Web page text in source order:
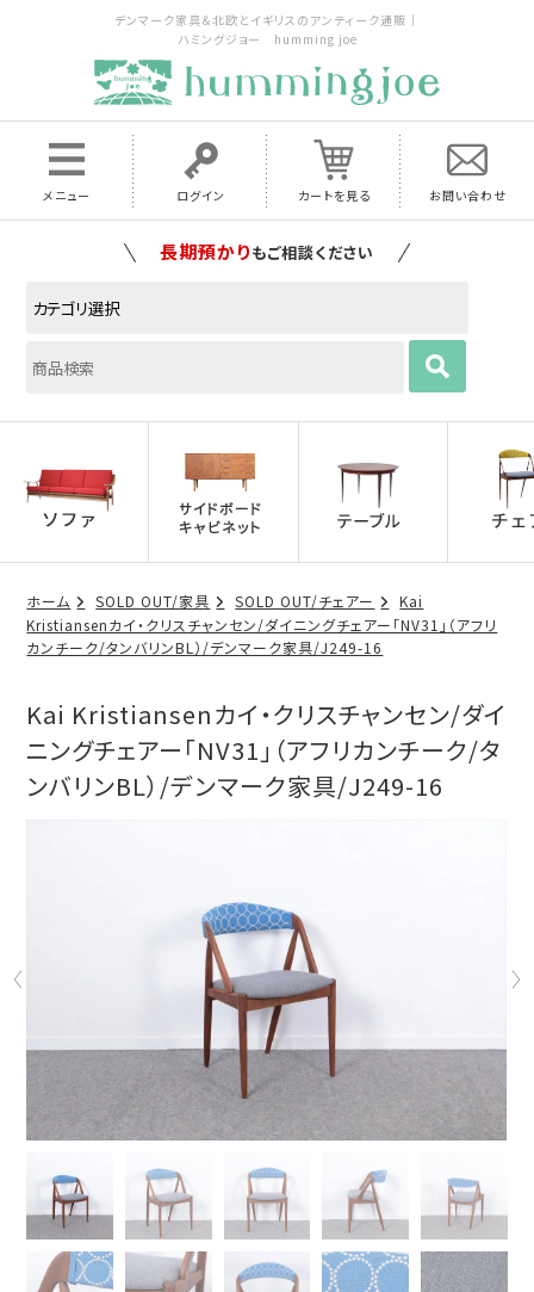
デンマーク家具＆北欧とイギリスのアンティーク通販｜
ハミングジョー humming joe
メニュー ログイン カートを見る お問い合わせ
家具の配送料は全国当店で負担いたします
ホーム SOLD OUT/家具 SOLD OUT/チェアー
Kai
Kristiansenカイ・クリスチャンセン/ダイニングチェアー「NV31」（アフリ
カンチーク/タンバリンBL）/デンマーク家具/J249-16
Kai Kristiansenカイ・クリスチャンセン/ダイ
ニングチェアー「NV31」（アフリカンチーク/タ
ンバリンBL）/デンマーク家具/J249-16